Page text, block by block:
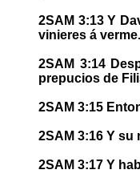
2SAM 3:13 Y
vinieres á verme.
2SAM 3:14
prepucios de
2SAM 3:15
2SAM 3:16 Y
2SAM 3:17 Y